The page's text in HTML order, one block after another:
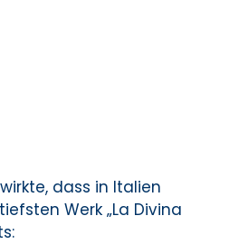
dass in Italien
Werk „La Divina